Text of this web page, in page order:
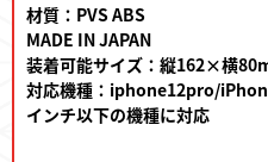
材質：PVS ABS
MADE IN JAPAN
装着可能サイズ：縦162×横
対応機種：iphone12pro/
インチ以下の機種に対応